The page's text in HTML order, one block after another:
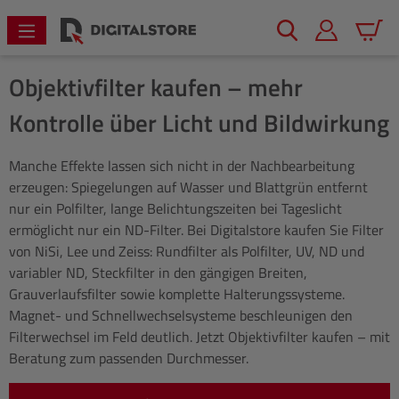
springen
Objektivfilter kaufen – mehr
Kontrolle über Licht und Bildwirkung
Manche Effekte lassen sich nicht in der Nachbearbeitung
erzeugen: Spiegelungen auf Wasser und Blattgrün entfernt
nur ein Polfilter, lange Belichtungszeiten bei Tageslicht
ermöglicht nur ein ND-Filter. Bei Digitalstore kaufen Sie Filter
von NiSi, Lee und Zeiss: Rundfilter als Polfilter, UV, ND und
variabler ND, Steckfilter in den gängigen Breiten,
Grauverlaufsfilter sowie komplette Halterungssysteme.
Magnet- und Schnellwechselsysteme beschleunigen den
Filterwechsel im Feld deutlich. Jetzt Objektivfilter kaufen – mit
Beratung zum passenden Durchmesser.